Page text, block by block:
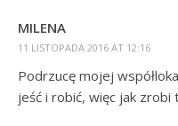
MILENA
11 LISTOPADA 2016 AT 12:16
Podrzucę mojej
jeść i robić, więc jak